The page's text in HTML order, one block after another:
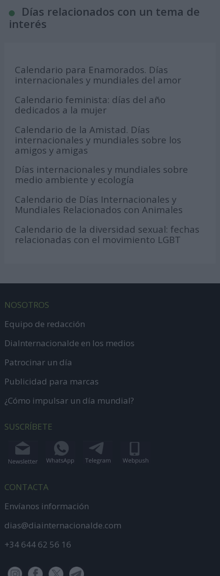
Días relacionados con un tema de
interés
Calendario para Enamorados. Días
internacionales y mundiales del amor
Calendario feminista: días del año
dedicados a la mujer
Calendario de la Amistad. Días
internacionales y mundiales sobre los
amigos y amigas
Días internacionales y mundiales sobre
medio ambiente y ecología
Calendario de Días Internacionales y
Mundiales Relacionados con Animales
Calendario de la diversidad sexual: fechas
relacionadas con el movimiento LGBT
NOSOTROS
Equipo de redacción
DiaInternacionalde en los medios
Patrocinar un día
Publicidad para marcas
¿Cómo impulsar un día mundial?
SUSCRÍBETE
CONTACTA
Envíanos información
dias@diainternacionalde.com
+34 644 62 56 16